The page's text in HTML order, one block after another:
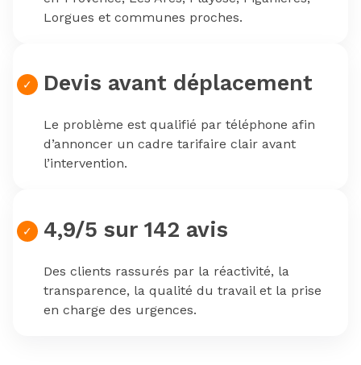
Lorgues et communes proches.
Devis avant déplacement
Le problème est qualifié par téléphone afin
d’annoncer un cadre tarifaire clair avant
l’intervention.
4,9/5 sur 142 avis
Des clients rassurés par la réactivité, la
transparence, la qualité du travail et la prise
en charge des urgences.